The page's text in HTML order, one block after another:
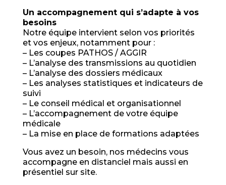
Un accompagnement qui s’adapte à vos
besoins
Notre équipe intervient selon vos priorités
et vos enjeux, notamment pour :
– Les coupes PATHOS / AGGIR
– L’analyse des transmissions au quotidien
– L’analyse des dossiers médicaux
– Les analyses statistiques et indicateurs de
suivi
– Le conseil médical et organisationnel
– L’accompagnement de votre équipe
médicale
– La mise en place de formations adaptées
Vous avez un besoin, nos médecins vous
accompagne en distanciel mais aussi en
présentiel sur site.